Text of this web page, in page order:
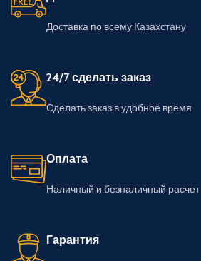
Доставка по всему Казахстану
24/7 сделать заказ
Сделать заказ в удобное время
Оплата
Наличный и безналичный расчет
Гарантия